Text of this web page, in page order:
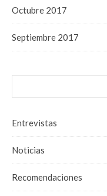
Octubre 2017
Septiembre 2017
Entrevistas
Noticias
Recomendaciones